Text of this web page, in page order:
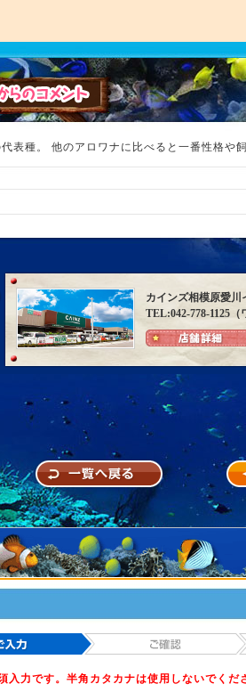
表種。 他のアロワナに比べると一番性格や
カインズ相模原愛川
TEL:042-778-1125
入力です。半角カタカナは使用しないでくだ